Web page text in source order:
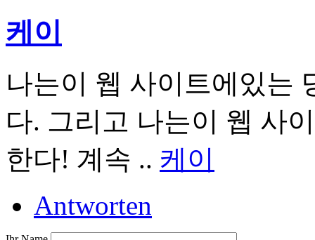
케이
나는이 웹 사이트에있는
다. 그리고 나는이 웹 사
한다! 계속 .. 케이
Antworten